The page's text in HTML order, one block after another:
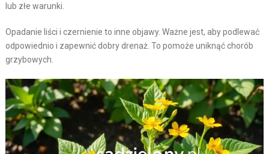
lub złe warunki.
Opadanie liści i czernienie to inne objawy. Ważne jest, aby podlewać
odpowiednio i zapewnić dobry drenaż. To pomoże uniknąć chorób
grzybowych.